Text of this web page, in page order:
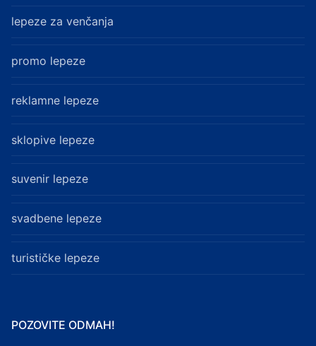
lepeze za venčanja
promo lepeze
reklamne lepeze
sklopive lepeze
suvenir lepeze
svadbene lepeze
turističke lepeze
POZOVITE ODMAH!